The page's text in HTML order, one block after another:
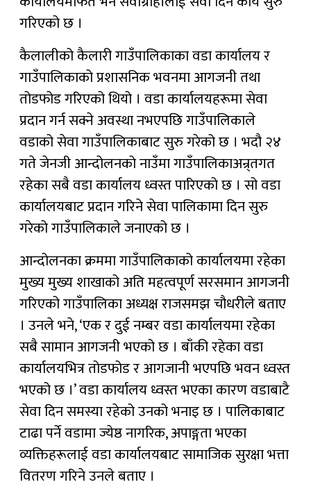
गरिएको छ ।
कैलालीको कैलारी गाउँपालिकाका वडा कार्यालय र
गाउँपालिकाको प्रशासनिक भवनमा आगजनी तथा
तोडफोड गरिएको थियो । वडा कार्यालयहरूमा सेवा
प्रदान गर्न सक्ने अवस्था नभएपछि गाउँपालिकाले
वडाको सेवा गाउँपालिकाबाट सुरु गरेको छ । भदौ २४
गते जेनजी आन्दोलनको नाउँमा गाउँपालिकाअन्र्तगत
रहेका सबै वडा कार्यालय ध्वस्त पारिएको छ । सो वडा
कार्यालयबाट प्रदान गरिने सेवा पालिकामा दिन सुरु
गरेको गाउँपालिकाले जनाएको छ ।
आन्दोलनका क्रममा गाउँपालिकाको कार्यालयमा रहेका
मुख्य मुख्य शाखाको अति महत्वपूर्ण सरसमान आगजनी
गरिएको गाउँपालिका अध्यक्ष राजसमझ चौधरीले बताए
। उनले भने, ‘एक र दुई नम्बर वडा कार्यालयमा रहेका
सबै सामान आगजनी भएको छ । बाँकी रहेका वडा
कार्यालयभित्र तोडफोड र आगजानी भएपछि भवन ध्वस्त
भएको छ ।’ वडा कार्यालय ध्वस्त भएका कारण वडाबाटै
सेवा दिन समस्या रहेको उनको भनाइ छ । पालिकाबाट
टाढा पर्ने वडामा ज्येष्ठ नागरिक, अपाङ्गता भएका
व्यक्तिहरूलाई वडा कार्यालयबाट सामाजिक सुरक्षा भत्ता
वितरण गरिने उनले बताए ।